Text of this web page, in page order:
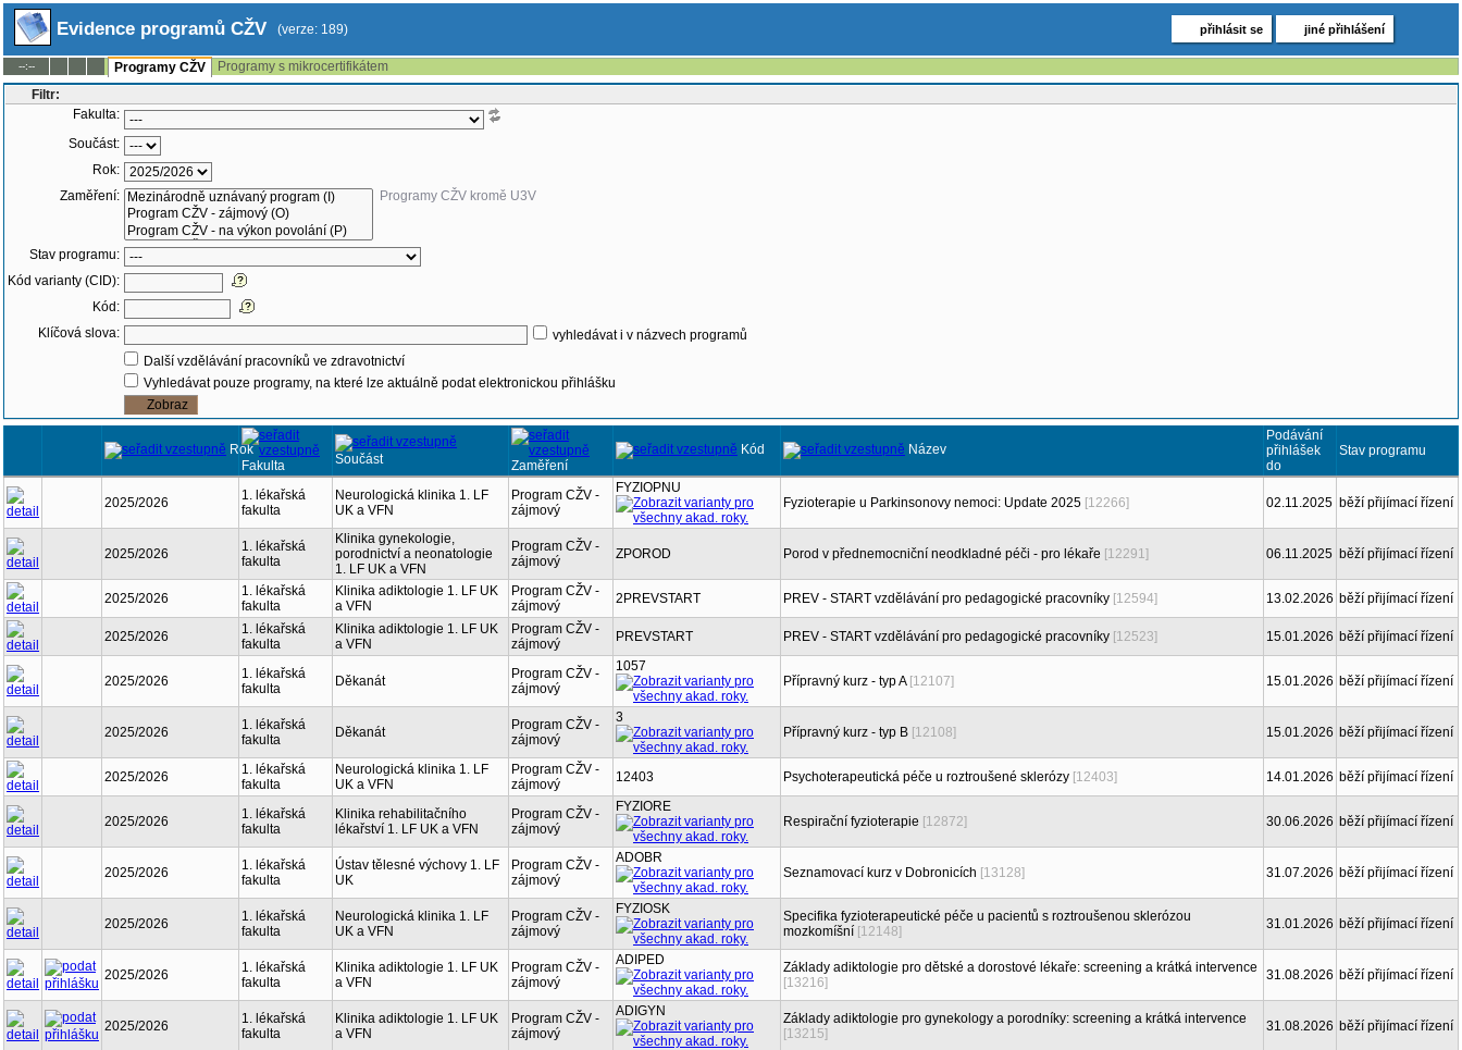
Evidence programů CŽV (verze: 189) přihlásit se jiné přihlášení
--:-- Programy CŽV
Programy s mikrocertifikátem
Filtr:
Fakulta:
Součást:
Rok:
Zaměření:
Programy CŽV kromě U3V
Stav programu:
Kód varianty (CID):
Kód:
Klíčová slova:
vyhledávat i v názvech programů
Další vzdělávání pracovníků ve zdravotnictví
Vyhledávat pouze programy, na které lze aktuálně podat elektronickou přihlášku
Rok
Fakulta
Součást Zaměření
Kód Název
Podávání
přihlášek
do
Stav programu
2025/2026
1. lékařská
fakulta
Neurologická klinika 1. LF
UK a VFN
Program CŽV -
zájmový
FYZIOPNU
Fyzioterapie u Parkinsonovy nemoci: Update 2025 [12266] 02.11.2025 běží přijímací řízení
2025/2026
1. lékařská
fakulta
Klinika gynekologie,
porodnictví a neonatologie
1. LF UK a VFN
Program CŽV -
zájmový
ZPOROD Porod v přednemocniční neodkladné péči - pro lékaře [12291] 06.11.2025 běží přijímací řízení
2025/2026
1. lékařská
fakulta
Klinika adiktologie 1. LF UK
a VFN
Program CŽV -
zájmový
2PREVSTART PREV - START vzdělávání pro pedagogické pracovníky [12594] 13.02.2026 běží přijímací řízení
2025/2026
1. lékařská
fakulta
Klinika adiktologie 1. LF UK
a VFN
Program CŽV -
zájmový
PREVSTART PREV - START vzdělávání pro pedagogické pracovníky [12523] 15.01.2026 běží přijímací řízení
2025/2026
1. lékařská
fakulta
Děkanát
Program CŽV -
zájmový
1057
Přípravný kurz - typ A [12107] 15.01.2026 běží přijímací řízení
2025/2026
1. lékařská
fakulta
Děkanát
Program CŽV -
zájmový
3
Přípravný kurz - typ B [12108] 15.01.2026 běží přijímací řízení
2025/2026
1. lékařská
fakulta
Neurologická klinika 1. LF
UK a VFN
Program CŽV -
zájmový
12403 Psychoterapeutická péče u roztroušené sklerózy [12403] 14.01.2026 běží přijímací řízení
2025/2026
1. lékařská
fakulta
Klinika rehabilitačního
lékařství 1. LF UK a VFN
Program CŽV -
zájmový
FYZIORE
Respirační fyzioterapie [12872] 30.06.2026 běží přijímací řízení
2025/2026
1. lékařská
fakulta
Ústav tělesné výchovy 1. LF
UK
Program CŽV -
zájmový
ADOBR
Seznamovací kurz v Dobronicích [13128] 31.07.2026 běží přijímací řízení
2025/2026
1. lékařská
fakulta
Neurologická klinika 1. LF
UK a VFN
Program CŽV -
zájmový
FYZIOSK
Specifika fyzioterapeutické péče u pacientů s roztroušenou sklerózou
mozkomíšní [12148] 31.01.2026 běží přijímací řízení
2025/2026
1. lékařská
fakulta
Klinika adiktologie 1. LF UK
a VFN
Program CŽV -
zájmový
ADIPED
Základy adiktologie pro dětské a dorostové lékaře: screening a krátká intervence
[13216]
31.08.2026 běží přijímací řízení
2025/2026
1. lékařská
fakulta
Klinika adiktologie 1. LF UK
a VFN
Program CŽV -
zájmový
ADIGYN
Základy adiktologie pro gynekology a porodníky: screening a krátká intervence
[13215]
31.08.2026 běží přijímací řízení